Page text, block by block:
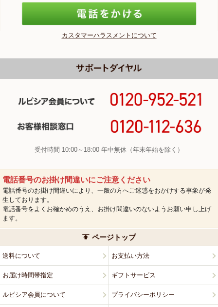
カスタマーハラスメントについて
受付時間 10:00～18:00 年中無休（年末年始を除く）
電話番号のお掛け間違いにご注意ください
電話番号のお掛け間違いにより、一般の方へご迷惑をおかけする事象が発
生しております。
電話番号をよくお確かめのうえ、お掛け間違いのないようお願い申し上げ
ます。
ページトップ
送料について お支払い方法
お届け時間帯指定 ギフトサービス
ルピシア会員について プライバシーポリシー